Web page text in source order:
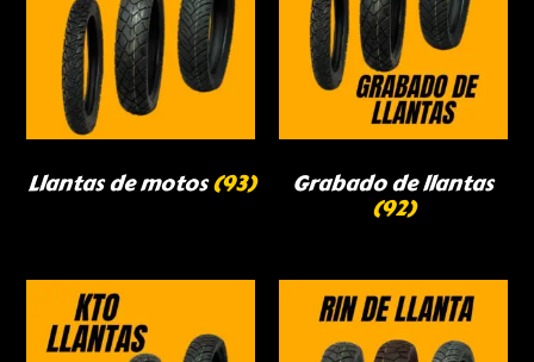
Llantas de motos(93) Grabado de llantas
(92)